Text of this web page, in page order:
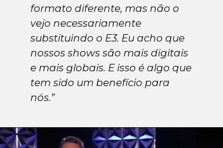
formato diferente, mas não o
vejo necessariamente
substituindo o E3. Eu acho que
nossos shows são mais digitais
e mais globais. E isso é algo que
tem sido um benefício para
nós.”